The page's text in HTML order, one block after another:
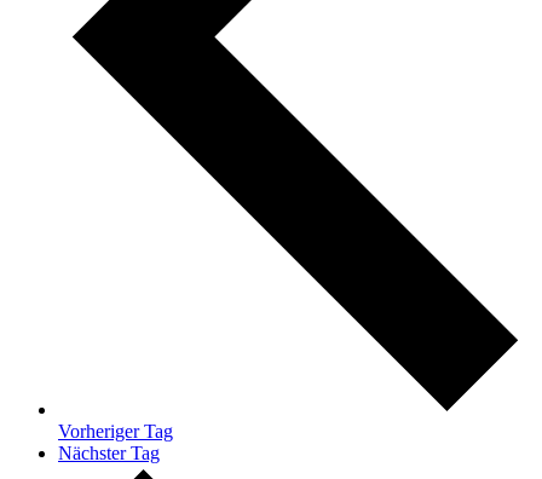
Vorheriger Tag
Nächster Tag